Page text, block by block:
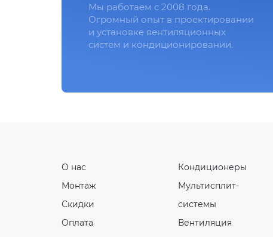
Мы работаем с 2008 года.
Огромный опыт в проектировании
и установке вентиляционных
систем и кондиционировании.
О нас
Монтаж
Скидки
Оплата
Кондиционеры
Мультисплит-
системы
Вентиляция